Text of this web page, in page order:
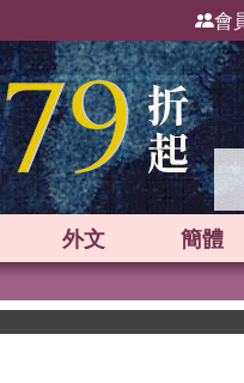
會
外文 簡體